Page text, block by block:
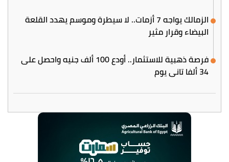
الزمالك يواجه 7 أزمات.. لا سيطرة وموسم يهدد القلعة
البيضاء وقرار مثير
فرصة ذهبية للاستثمار.. أودع 100 ألف جنيه واحصل على
34 ألفا تاني يوم